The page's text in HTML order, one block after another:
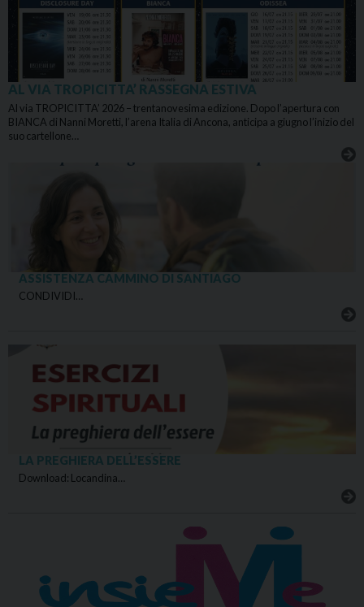
AL VIA TROPICITTA’ RASSEGNA ESTIVA
Al via TROPICITTA’ 2026 – trentanovesima edizione. Dopo l’apertura con
BIANCA di Nanni Moretti, l’arena Italia di Ancona, anticipa a giugno l’inizio del
suo cartellone…
ASSISTENZA CAMMINO DI SANTIAGO
CONDIVIDI…
LA PREGHIERA DELL’ESSERE
Download: Locandina…